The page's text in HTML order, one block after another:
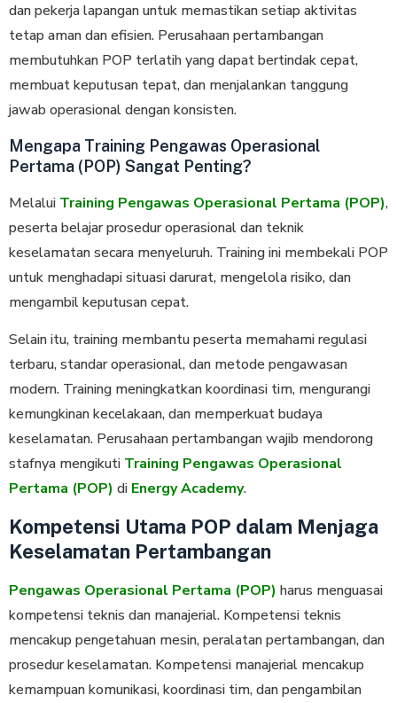
dan pekerja lapangan untuk memastikan setiap aktivitas
tetap aman dan efisien. Perusahaan pertambangan
membutuhkan POP terlatih yang dapat bertindak cepat,
membuat keputusan tepat, dan menjalankan tanggung
jawab operasional dengan konsisten.
Mengapa Training Pengawas Operasional
Pertama (POP) Sangat Penting?
Melalui Training Pengawas Operasional Pertama (POP),
peserta belajar prosedur operasional dan teknik
keselamatan secara menyeluruh. Training ini membekali POP
untuk menghadapi situasi darurat, mengelola risiko, dan
mengambil keputusan cepat.
Selain itu, training membantu peserta memahami regulasi
terbaru, standar operasional, dan metode pengawasan
modern. Training meningkatkan koordinasi tim, mengurangi
kemungkinan kecelakaan, dan memperkuat budaya
keselamatan. Perusahaan pertambangan wajib mendorong
stafnya mengikuti Training Pengawas Operasional
Pertama (POP) di Energy Academy.
Kompetensi Utama POP dalam Menjaga
Keselamatan Pertambangan
Pengawas Operasional Pertama (POP) harus menguasai
kompetensi teknis dan manajerial. Kompetensi teknis
mencakup pengetahuan mesin, peralatan pertambangan, dan
prosedur keselamatan. Kompetensi manajerial mencakup
kemampuan komunikasi, koordinasi tim, dan pengambilan